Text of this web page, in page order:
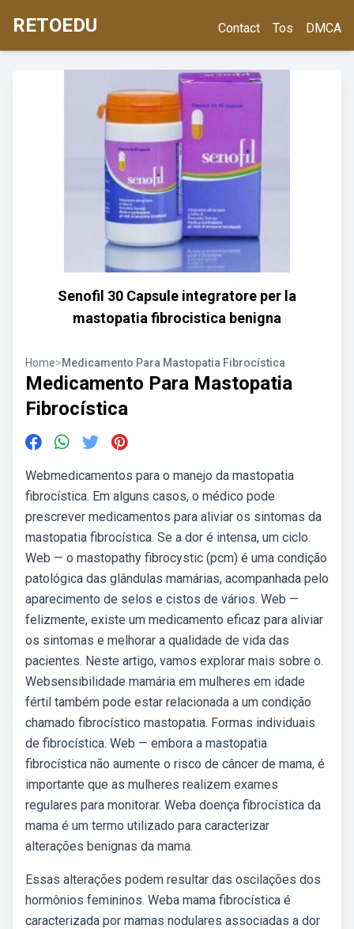
RETOEDU Contact Tos DMCA
Senofil 30 Capsule integratore per la
mastopatia fibrocistica benigna
Home>Medicamento Para Mastopatia Fibrocística
Medicamento Para Mastopatia
Fibrocística
Webmedicamentos para o manejo da mastopatia
fibrocística. Em alguns casos, o médico pode
prescrever medicamentos para aliviar os sintomas da
mastopatia fibrocística. Se a dor é intensa, um ciclo.
Web — o mastopathy fibrocystic (pcm) é uma condição
patológica das glândulas mamárias, acompanhada pelo
aparecimento de selos e cistos de vários. Web —
felizmente, existe um medicamento eficaz para aliviar
os sintomas e melhorar a qualidade de vida das
pacientes. Neste artigo, vamos explorar mais sobre o.
Websensibilidade mamária em mulheres em idade
fértil também pode estar relacionada a um condição
chamado fibrocístico mastopatia. Formas individuais
de fibrocística. Web — embora a mastopatia
fibrocística não aumente o risco de câncer de mama, é
importante que as mulheres realizem exames
regulares para monitorar. Weba doença fibrocística da
mama é um termo utilizado para caracterizar
alterações benignas da mama.
Essas alterações podem resultar das oscilações dos
hormônios femininos. Weba mama fibrocística é
caracterizada por mamas nodulares associadas a dor